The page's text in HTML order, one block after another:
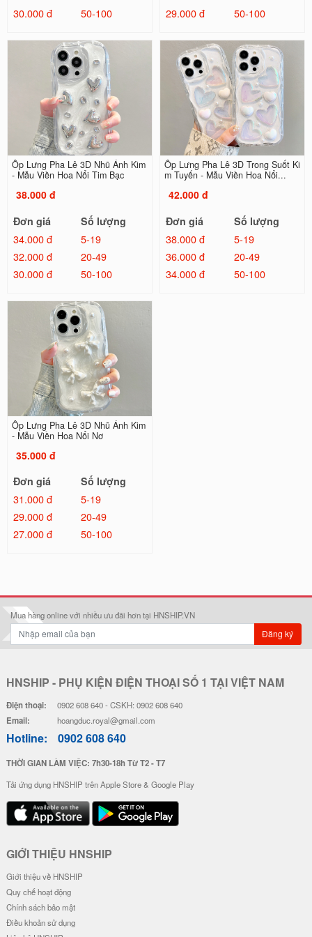
30.000 đ
50-100
29.000 đ
50-100
Ốp Lưng Pha Lê 3D Nhũ Ánh Kim
- Mẫu Viền Hoa Nổi Tim Bạc
38.000 đ
Đơn giá
Số lượng
34.000 đ
5-19
32.000 đ
20-49
30.000 đ
50-100
Ốp Lưng Pha Lê 3D Trong Suốt Ki
m Tuyến - Mẫu Viền Hoa Nổi...
42.000 đ
Đơn giá
Số lượng
38.000 đ
5-19
36.000 đ
20-49
34.000 đ
50-100
Ốp Lưng Pha Lê 3D Nhũ Ánh Kim
- Mẫu Viền Hoa Nổi Nơ
35.000 đ
Đơn giá
Số lượng
31.000 đ
5-19
29.000 đ
20-49
27.000 đ
50-100
Mua hàng online với nhiều ưu đãi hơn tại HNSHIP.VN
Đăng ký
HNSHIP - PHỤ KIỆN ĐIỆN THOẠI SỐ 1 TẠI VIỆT NAM
Điện thoại: 0902 608 640 - CSKH: 0902 608 640
Email: hoangduc.royal@gmail.com
Hotline: 0902 608 640
THỜI GIAN LÀM VIỆC: 7h30-18h Từ T2 - T7
Tải ứng dụng HNSHIP trên Apple Store & Google Play
GIỚI THIỆU HNSHIP
Giới thiệu về HNSHIP
Quy chế hoạt động
Chính sách bảo mật
Điều khoản sử dụng